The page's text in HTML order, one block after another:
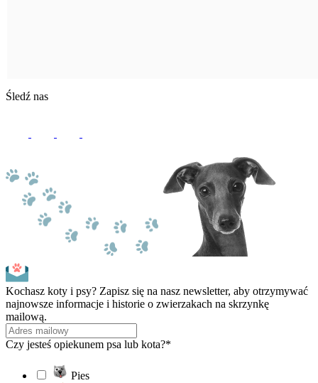
Śledź nas
Kochasz koty i psy? Zapisz się na nasz newsletter, aby otrzymywać
najnowsze informacje i historie o zwierzakach na skrzynkę
mailową.
Czy jesteś opiekunem psa lub kota?*
Pies